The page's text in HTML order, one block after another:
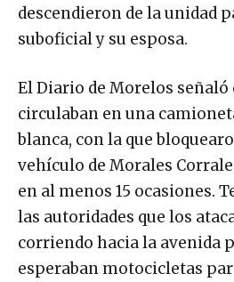
descendieron de la unidad
suboficial y su esposa.
El Diario de Morelos señaló
circulaban en una
blanca, con la que
vehículo de Morales
en al menos 15 ocasiones.
las autoridades que los
corriendo hacia la avenida
esperaban motocicletas